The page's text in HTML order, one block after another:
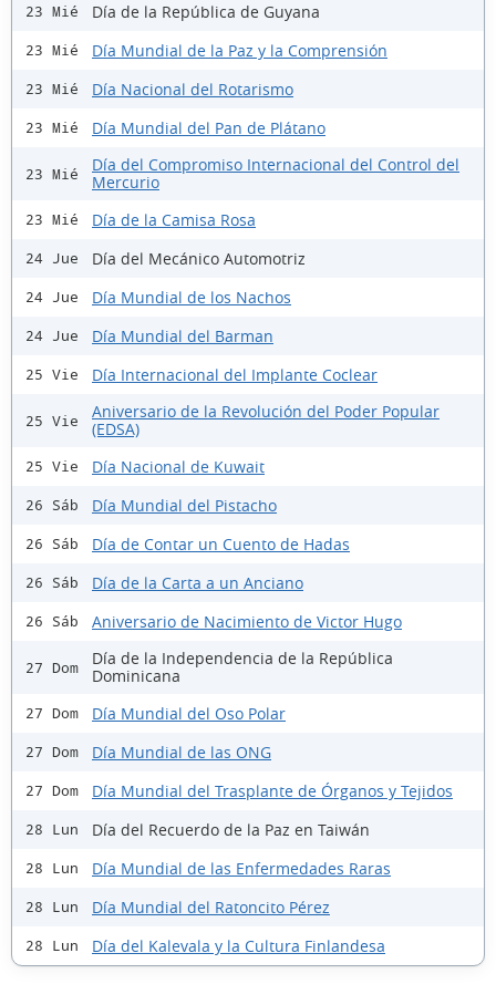
23 Mié Día de la República de Guyana
23 Mié Día Mundial de la Paz y la Comprensión
23 Mié Día Nacional del Rotarismo
23 Mié Día Mundial del Pan de Plátano
23 Mié
Día del Compromiso Internacional del Control del
Mercurio
23 Mié Día de la Camisa Rosa
24 Jue Día del Mecánico Automotriz
24 Jue Día Mundial de los Nachos
24 Jue Día Mundial del Barman
25 Vie Día Internacional del Implante Coclear
25 Vie
Aniversario de la Revolución del Poder Popular
(EDSA)
25 Vie Día Nacional de Kuwait
26 Sáb Día Mundial del Pistacho
26 Sáb Día de Contar un Cuento de Hadas
26 Sáb Día de la Carta a un Anciano
26 Sáb Aniversario de Nacimiento de Victor Hugo
27 Dom
Día de la Independencia de la República
Dominicana
27 Dom Día Mundial del Oso Polar
27 Dom Día Mundial de las ONG
27 Dom Día Mundial del Trasplante de Órganos y Tejidos
28 Lun Día del Recuerdo de la Paz en Taiwán
28 Lun Día Mundial de las Enfermedades Raras
28 Lun Día Mundial del Ratoncito Pérez
28 Lun Día del Kalevala y la Cultura Finlandesa